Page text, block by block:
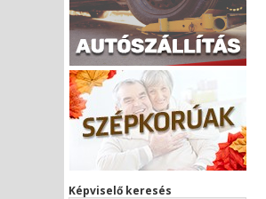
Képviselő keresés